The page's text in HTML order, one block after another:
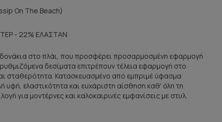
On The Beach)
- 22% ΕΛΑΣΤΑΝ
στο πλάι, που προσφέρει προσαρμοσμένη εφαρμογή
δεσίματα επιτρέπουν τέλεια εφαρμογή στο
σταθερότητα. Κατασκευασμένο από εμπριμέ ύφασμα
υφή, ελαστικότητα και ευχάριστη αίσθηση καθ' όλη τη
για μοντέρνες και καλοκαιρινές εμφανίσεις με στυλ.